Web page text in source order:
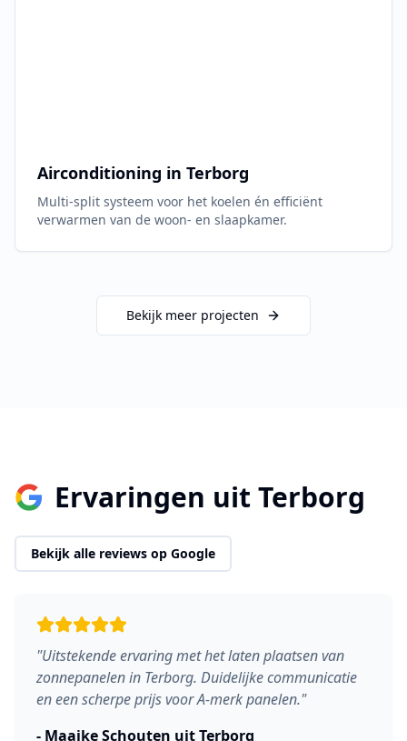
Airconditioning in Terborg
Multi-split systeem voor het koelen én efficiënt
verwarmen van de woon- en slaapkamer.
Bekijk meer projecten
Ervaringen uit Terborg
Bekijk alle reviews op Google
"Uitstekende ervaring met het laten plaatsen van
zonnepanelen in Terborg. Duidelijke communicatie
en een scherpe prijs voor A-merk panelen."
- Maaike Schouten uitTerborg